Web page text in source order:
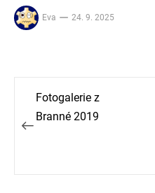
Eva 24. 9. 2025
Navigace
pro
Fotogalerie z
Branné 2019